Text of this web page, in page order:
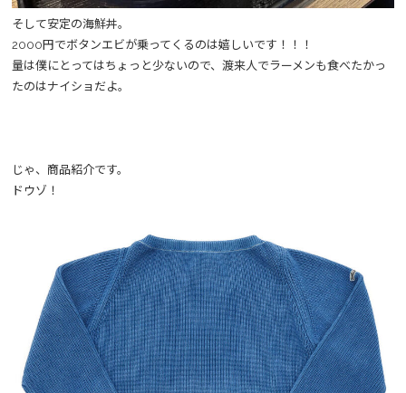
そして安定の海鮮丼。
2000円でボタンエビが乗ってくるのは嬉しいです！！！
量は僕にとってはちょっと少ないので、渡来人でラーメンも食べたかっ
たのはナイショだよ。
じゃ、商品紹介です。
ドウゾ！